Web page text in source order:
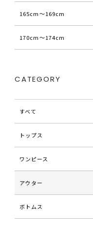
165cm〜169cm
170cm〜174cm
CATEGORY
すべて
トップス
ワンピース
アウター
ボトムス